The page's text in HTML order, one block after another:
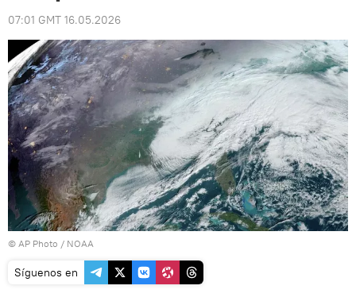
07:01 GMT 16.05.2026
© AP Photo / NOAA
Síguenos en